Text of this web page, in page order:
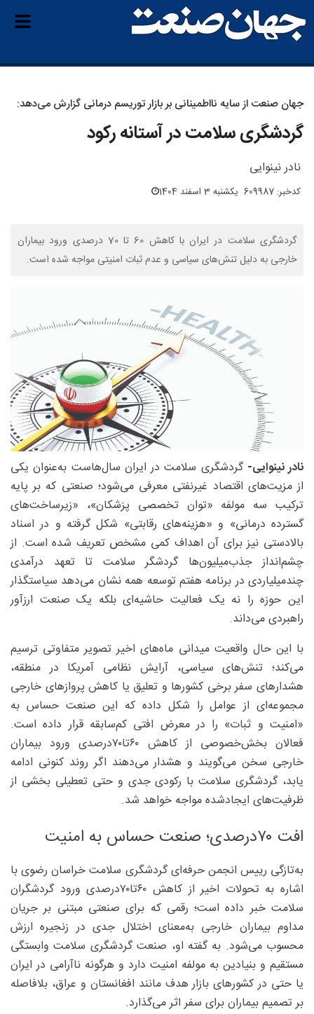
جهان صنعت از سایه نااطمینانی بر بازار توریسم درمانی گزارش می‌دهد:
گردشگری سلامت در آستانه رکود
نادر نینوایی
کدخبر: 609987 یکشنبه 3 اسفند 1404
گردشگری سلامت در ایران با کاهش 60 تا 70 درصدی ورود بیماران
خارجی به دلیل تنش‌های سیاسی و عدم ثبات امنیتی مواجه شده است.
نادر نینوایی- گردشگری سلامت در ایران سال‌هاست به‌عنوان یکی
از مزیت‌های اقتصاد غیرنفتی معرفی می‌شود؛ صنعتی که بر پایه
ترکیب سه مولفه «توان تخصصی پزشکان»، «زیرساخت‌های
گسترده درمانی» و «هزینه‌های رقابتی» شکل گرفته و در اسناد
بالادستی نیز برای آن اهداف کمی مشخص تعریف شده است. از
چشم‌انداز جذب‌میلیون‌ها گردشگر سلامت تا تعهد درآمدی
چندمیلیاردی در برنامه هفتم توسعه همه نشان می‌دهد سیاستگذار
این حوزه را نه یک فعالیت حاشیه‌ای بلکه یک صنعت ارزآور
راهبردی می‌داند.
با این حال واقعیت میدانی ماه‌های اخیر تصویر متفاوتی ترسیم
می‌کند؛ تنش‌های سیاسی، آرایش نظامی آمریکا در منطقه،
هشدارهای سفر برخی کشورها و تعلیق یا کاهش پروازهای خارجی
مجموعه‌ای از عوامل را شکل داده که این صنعت حساس به
«امنیت و ثبات» را در معرض افتی کم‌سابقه قرار داده است.
فعالان بخش‌خصوصی از کاهش ۶۰تا۷۰‌درصدی ورود بیماران
خارجی سخن می‌گویند و هشدار می‌دهند اگر روند کنونی ادامه
یابد، گردشگری سلامت با رکودی جدی و حتی تعطیلی بخشی از
ظرفیت‌های ایجادشده مواجه خواهد شد.
افت ۷۰‌درصدی؛ صنعت حساس به امنیت
به‌تازگی رییس انجمن حرفه‌ای گردشگری سلامت خراسان رضوی با
اشاره به تحولات اخیر از کاهش ۶۰تا۷۰‌درصدی ورود گردشگران
سلامت خبر داده است؛ رقمی که برای صنعتی مبتنی بر جریان
مداوم بیماران خارجی به‌معنای اختلال جدی در زنجیره ارزش
محسوب می‌شود. به گفته او، صنعت گردشگری سلامت وابستگی
مستقیم و بنیادین به مولفه امنیت دارد و هرگونه ناآرامی در ایران
یا حتی در کشورهای بازار هدف مانند افغانستان و عراق، بلافاصله
بر تصمیم بیماران برای سفر اثر می‌گذارد.